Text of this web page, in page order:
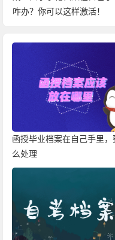
咋办？你可以这样激活！
函授毕业档案在自己手里，
么处理